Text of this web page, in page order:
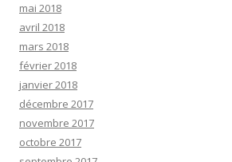
mai 2018
avril 2018
mars 2018
février 2018
janvier 2018
décembre 2017
novembre 2017
octobre 2017